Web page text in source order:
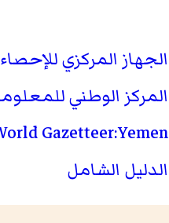
الجهاز المركزي
المركز الوطني
Gazetteer:Yemen
الدليل الشامل